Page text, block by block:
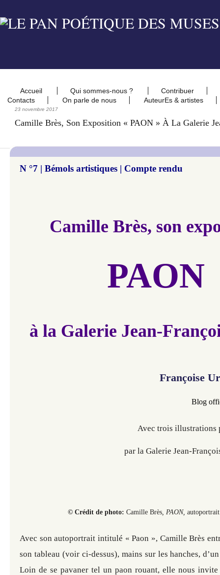
Accueil Qui sommes-nous ?
Contribuer
Contacts
On parle de nous AuteurEs & artistes
23 novembre 2017
Camille Brès, Son Exposition « PAON » À La Galerie
N °7 | Bémols artistiques | Compte rendu
Camille Brès, son
PAON
à la Galerie Jean-
Françoise
Blog
Avec trois illustrations
par la Galerie Jean-
© Crédit de photo: Camille Brès, PAON,
Avec son autoportrait intitulé « Paon », Camille Brès
son tableau (voir ci-dessus), mains sur les hanches,
Loin de se pavaner tel un paon rouant, elle nous